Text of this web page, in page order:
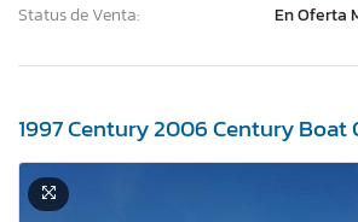
Status de Venta:
En Oferta
1997 Century 2006 Century Boat